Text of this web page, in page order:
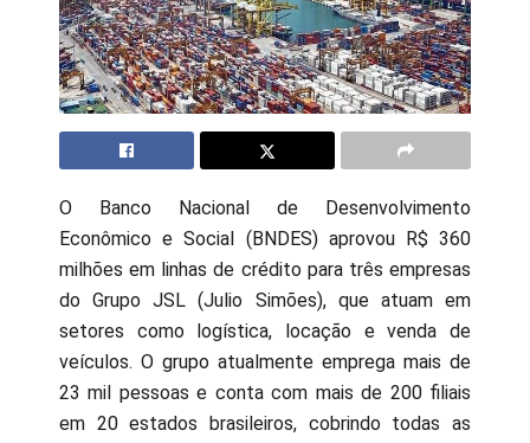
O Banco Nacional de Desenvolvimento
Econômico e Social (BNDES) aprovou R$ 360
milhões em linhas de crédito para três empresas
do Grupo JSL (Julio Simões), que atuam em
setores como logística, locação e venda de
veículos. O grupo atualmente emprega mais de
23 mil pessoas e conta com mais de 200 filiais
em 20 estados brasileiros, cobrindo todas as